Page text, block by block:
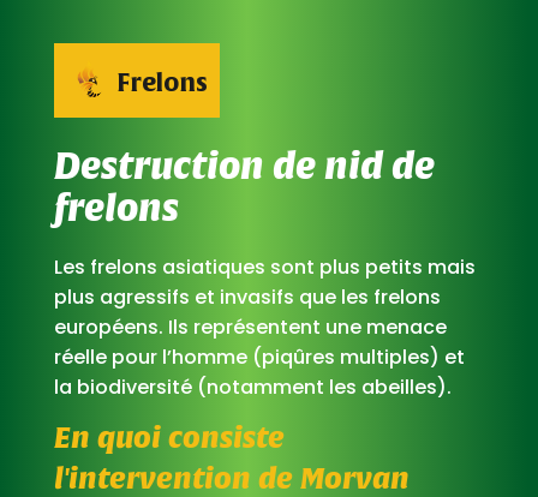
Frelons
Destruction de nid de
frelons
Les frelons asiatiques sont plus petits mais
plus agressifs et invasifs que les frelons
européens. Ils représentent une menace
réelle pour l’homme (piqûres multiples) et
la biodiversité (notamment les abeilles).
En quoi consiste
l'intervention de Morvan